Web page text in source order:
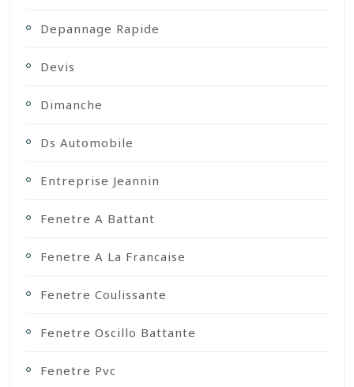
Depannage Rapide
Devis
Dimanche
Ds Automobile
Entreprise Jeannin
Fenetre A Battant
Fenetre A La Francaise
Fenetre Coulissante
Fenetre Oscillo Battante
Fenetre Pvc